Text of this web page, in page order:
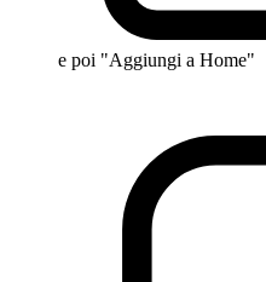
e poi "Aggiungi a Home"